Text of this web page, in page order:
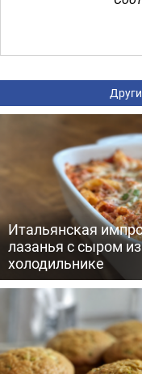
Итальянская
лазанья с сыром
холодильнике